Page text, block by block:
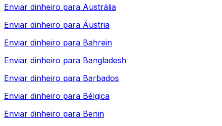
Enviar dinheiro para Austrália
Enviar dinheiro para Áustria
Enviar dinheiro para Bahrein
Enviar dinheiro para Bangladesh
Enviar dinheiro para Barbados
Enviar dinheiro para Bélgica
Enviar dinheiro para Benin